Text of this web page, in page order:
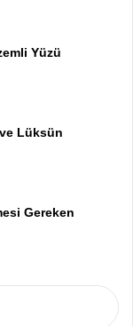
Yüzü
Lüksün
Gereken